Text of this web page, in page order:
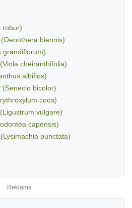
robur)
(Oenothera biennis)
grandiflorum)
(Viola cheiranthifolia)
albiflos)
(Senecio bicolor)
coca)
(Ligustrum vulgare)
capensis)
(Lysimachia punctata)